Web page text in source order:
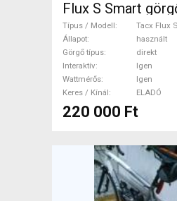
Flux S Smart
Spinning direkt
használt ELADÓ
Típus / Modell
Tacx Flux
Állapot
használt
Görgő típus
direkt
Interaktív
Igen
Wattmérős
Igen
Keres / Kínál
ELADÓ
220 000 Ft